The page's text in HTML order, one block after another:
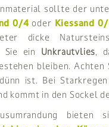
sollte der
0/4 oder Kiessand
dicke
Sie ein Unkrautvlies,
bleiben. Achten
ist. Bei
kommt in den Sockel
bieten